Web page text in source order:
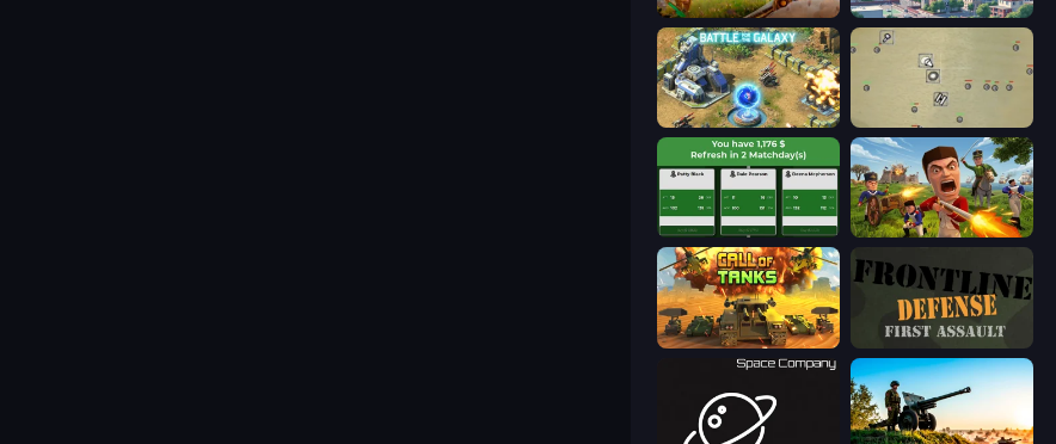
Infinity Kingdom SuperCity 3D
Battle for the Galaxy Desktop Tower Defense
Idle Soccer Manager Redcoats.io
Call of Tanks Frontline Defense